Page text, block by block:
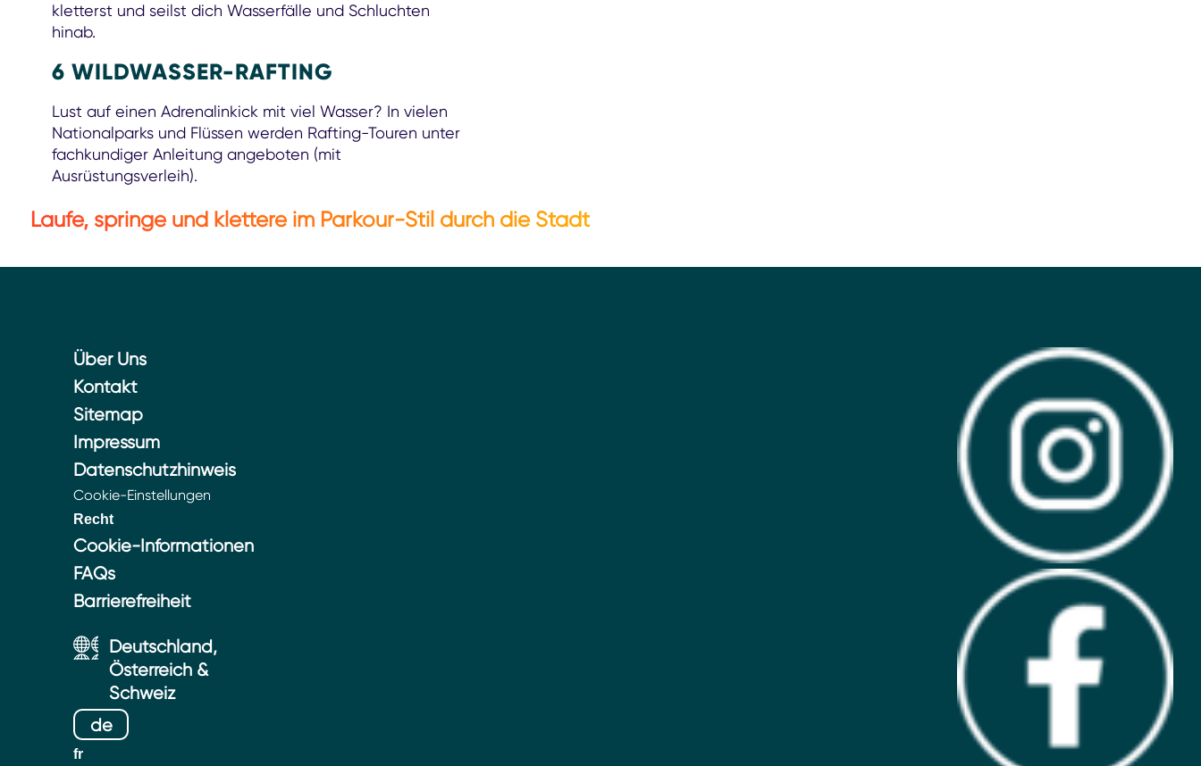
kletterst und seilst dich Wasserfälle und Schluchten
hinab.
6 WILDWASSER-RAFTING
Lust auf einen Adrenalinkick mit viel Wasser? In vielen
Nationalparks und Flüssen werden Rafting-Touren unter
fachkundiger Anleitung angeboten (mit
Ausrüstungsverleih).
Laufe, springe und klettere im Parkour-Stil durch die Stadt
Über Uns
Kontakt
Sitemap
Impressum
Datenschutzhinweis
Cookie-Einstellungen
Recht
Cookie-Informationen
FAQs
Barrierefreiheit
Deutschland,
Österreich &
Schweiz
de
fr